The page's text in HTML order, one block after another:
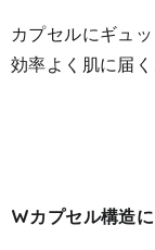
カプセルにギュ
効率よく肌に届
Wカプセル構造